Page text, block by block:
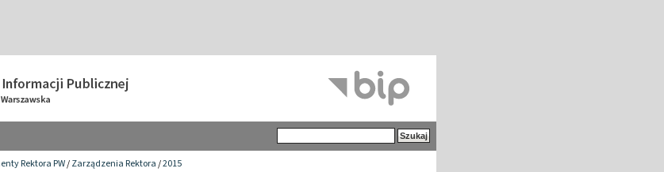
Rektora PW/Zarządzenia Rektora/2015